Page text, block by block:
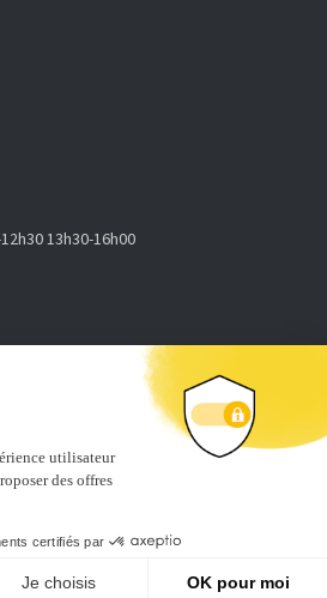
13h30-16h00
S'inscrire
fobi.fr pour recevoir nos bons